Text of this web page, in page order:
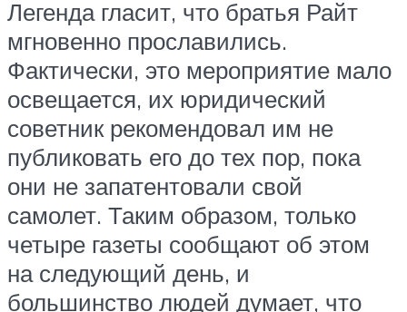
Легенда гласит, что братья Райт
мгновенно прославились.
Фактически, это мероприятие мало
освещается, их юридический
советник рекомендовал им не
публиковать его до тех пор, пока
они не запатентовали свой
самолет. Таким образом, только
четыре газеты сообщают об этом
на следующий день, и
большинство людей думает, что